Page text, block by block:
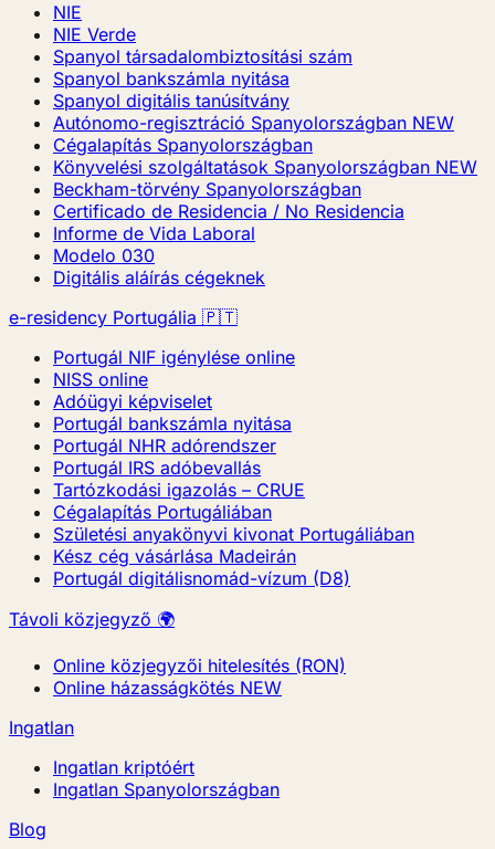
NIE
NIE Verde
Spanyol társadalombiztosítási szám
Spanyol bankszámla nyitása
Spanyol digitális tanúsítvány
Autónomo-regisztráció Spanyolországban NEW
Cégalapítás Spanyolországban
Könyvelési szolgáltatások Spanyolországban NEW
Beckham-törvény Spanyolországban
Certificado de Residencia / No Residencia
Informe de Vida Laboral
Modelo 030
Digitális aláírás cégeknek
e-residency Portugália 🇵🇹
Portugál NIF igénylése online
NISS online
Adóügyi képviselet
Portugál bankszámla nyitása
Portugál NHR adórendszer
Portugál IRS adóbevallás
Tartózkodási igazolás – CRUE
Cégalapítás Portugáliában
Születési anyakönyvi kivonat Portugáliában
Kész cég vásárlása Madeirán
Portugál digitálisnomád-vízum (D8)
Távoli közjegyző 🌍
Online közjegyzői hitelesítés (RON)
Online házasságkötés NEW
Ingatlan
Ingatlan kriptóért
Ingatlan Spanyolországban
Blog